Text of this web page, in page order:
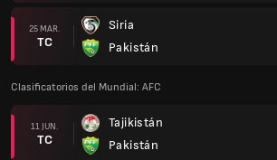
25 MAR.
TC
Siria
Pakistán
Clasificatorios del Mundial: AFC
11 JUN.
TC
Tajikistán
Pakistán